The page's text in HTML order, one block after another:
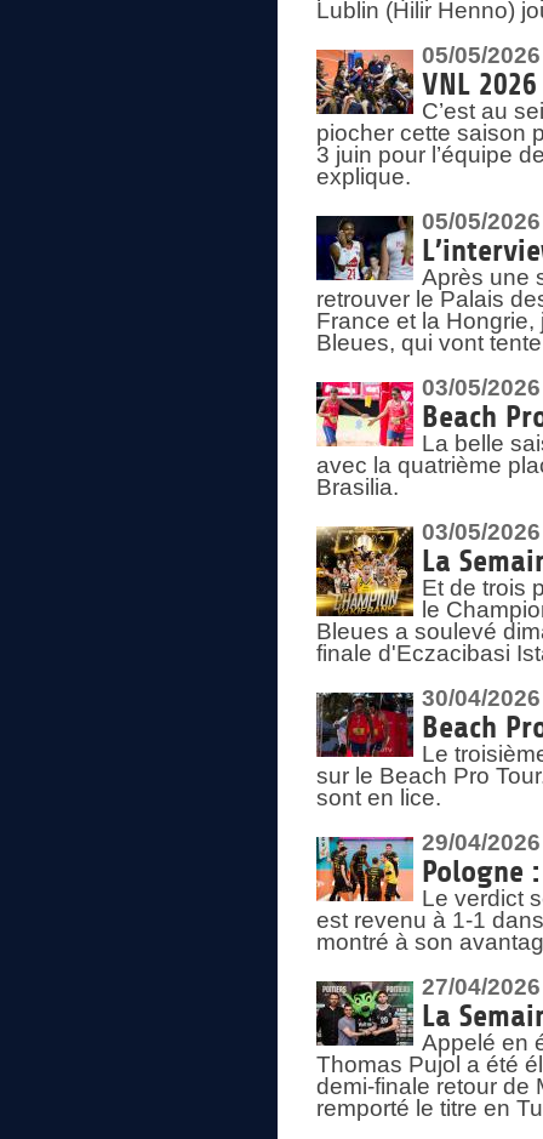
Lublin (Hilir Henno)
05/05/2026
VNL
C’est au
piocher cette saison
3 juin pour l’équipe
explique.
05/05/2026
Après une
retrouver le Palais
France et la Hongrie,
Bleues, qui vont
03/05/2026
Beach
La belle
avec la quatrième
Brasilia.
03/05/2026
La
Et de trois
le
Bleues a soulevé
finale d'Eczacibasi
30/04/2026
Beach
Le
sur le Beach Pro
sont en lice.
29/04/2026
Pologne
Le verdict
est revenu à 1-1
montré à son
27/04/2026
La
Appelé en
Thomas Pujol a été
demi-finale retour de
remporté le titre en